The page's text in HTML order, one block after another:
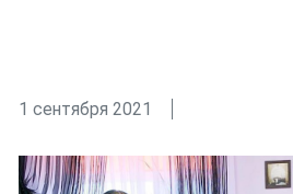
1 сентября 2021